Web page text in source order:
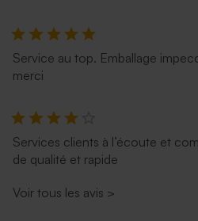
Service au top. Emballage
merci
Services clients à l’écoute et
de qualité et rapide
Voir tous les avis >